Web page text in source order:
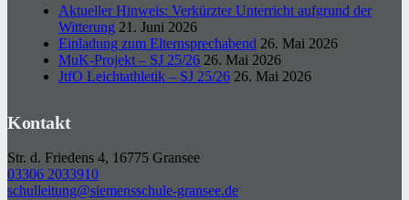
Aktueller Hinweis: Verkürzter Unterricht aufgrund der
Witterung 21. Juni 2026
Einladung zum Elternsprechabend 26. Mai 2026
MuK-Projekt – SJ 25/26 26. Mai 2026
JtfO Leichtathletik – SJ 25/26 26. Mai 2026
Kontakt
Str. d. Friedens 4, 16775 Gransee
03306 2033910
schulleitung@siemensschule-gransee.de